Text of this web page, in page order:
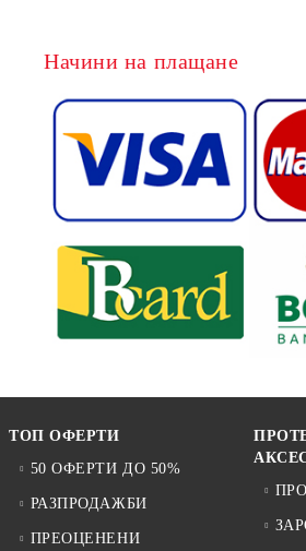
Начини на плащане
ТОП ОФЕРТИ
50 ОФЕРТИ ДО 50%
РАЗПРОДАЖБИ
ПРЕОЦЕНЕНИ